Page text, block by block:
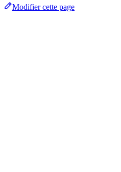
Modifier cette page